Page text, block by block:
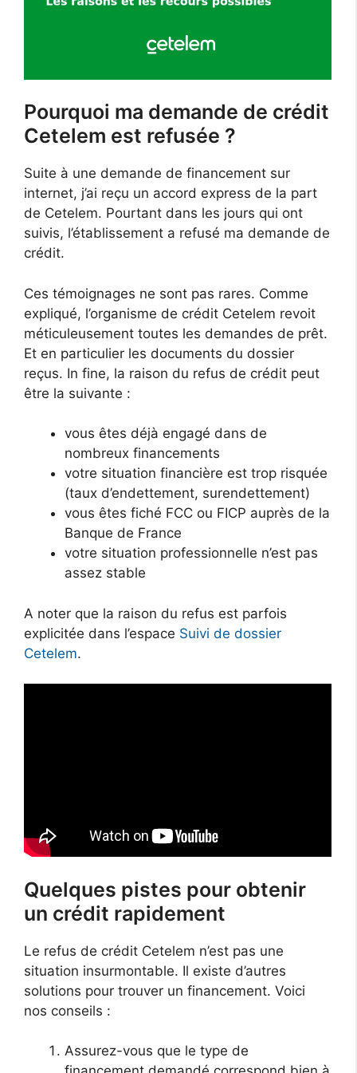
Pourquoi ma demande de crédit
Cetelem est refusée ?
Suite à une demande de financement sur
internet, j’ai reçu un accord express de la part
de Cetelem. Pourtant dans les jours qui ont
suivis, l’établissement a refusé ma demande de
crédit.
Ces témoignages ne sont pas rares. Comme
expliqué, l’organisme de crédit Cetelem revoit
méticuleusement toutes les demandes de prêt.
Et en particulier les documents du dossier
reçus. In fine, la raison du refus de crédit peut
être la suivante :
vous êtes déjà engagé dans de
nombreux financements
votre situation financière est trop risquée
(taux d’endettement, surendettement)
vous êtes fiché FCC ou FICP auprès de la
Banque de France
votre situation professionnelle n’est pas
assez stable
A noter que la raison du refus est parfois
explicitée dans l’espace Suivi de dossier
Cetelem.
Quelques pistes pour obtenir
un crédit rapidement
Le refus de crédit Cetelem n’est pas une
situation insurmontable. Il existe d’autres
solutions pour trouver un financement. Voici
nos conseils :
Assurez-vous que le type de